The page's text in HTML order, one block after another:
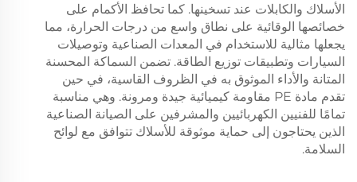
الأسلاك والكابلات عند تسخينها. كما تحافظ الأكمام على
خصائصها الوقائية على نطاق واسع من درجات الحرارة، مما
يجعلها مثالية للاستخدام في المعدات الصناعية وتوصيلات
السيارات وتطبيقات توزيع الطاقة. تضمن السماكة المحسنة
المتانة والأداء الموثوق به في الظروف القاسية، في حين
تقدم مادة PE مقاومة كيميائية جيدة ومرونة. وهي مناسبة
تمامًا للفنيين الكهربائيين والمشرفين على الصيانة الصناعية
الذين يحتاجون إلى حماية موثوقة للأسلاك تتوافق مع لوائح
السلامة.